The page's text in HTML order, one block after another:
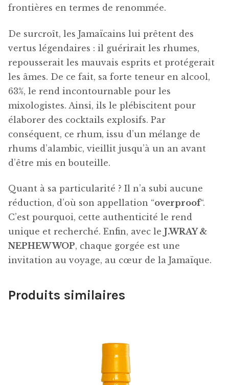
frontières en termes de renommée.
De surcroît, les Jamaïcains lui prêtent des
vertus légendaires : il guérirait les rhumes,
repousserait les mauvais esprits et protégerait
les âmes. De ce fait, sa forte teneur en alcool,
63%, le rend incontournable pour les
mixologistes. Ainsi, ils le plébiscitent pour
élaborer des cocktails explosifs. Par
conséquent, ce rhum, issu d’un mélange de
rhums d’alambic, vieillit jusqu’à un an avant
d’être mis en bouteille.
Quant à sa particularité ? Il n’a subi aucune
réduction, d’où son appellation “overproof“.
C’est pourquoi, cette authenticité le rend
unique et recherché. Enfin, avec le J.WRAY &
NEPHEW WOP, chaque gorgée est une
invitation au voyage, au cœur de la Jamaïque.
Produits similaires